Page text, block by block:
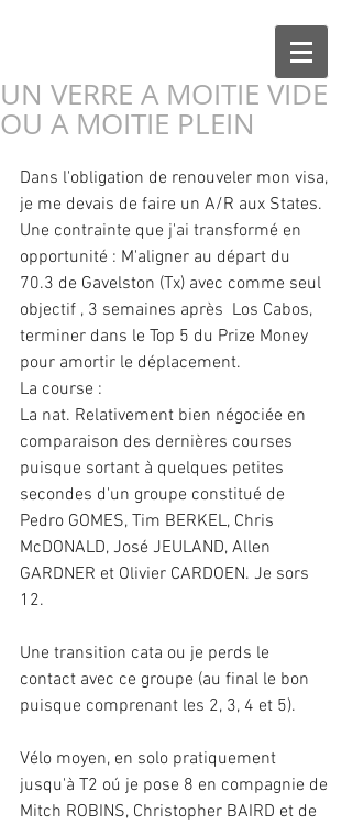
UN VERRE A MOITIE VIDE
OU A MOITIE PLEIN
Dans l'obligation de renouveler mon visa,
je me devais de faire un A/R aux States.
Une contrainte que j'ai transformé en
opportunité : M'aligner au départ du
70.3 de Gavelston (Tx) avec comme seul
objectif , 3 semaines après  Los Cabos,
terminer dans le Top 5 du Prize Money
pour amortir le déplacement.
La course :
La nat. Relativement bien négociée en
comparaison des dernières courses
puisque sortant à quelques petites
secondes d'un groupe constitué de
Pedro GOMES, Tim BERKEL, Chris
McDONALD, José JEULAND, Allen
GARDNER et Olivier CARDOEN. Je sors
12.
Une transition cata ou je perds le
contact avec ce groupe (au final le bon
puisque comprenant les 2, 3, 4 et 5).
Vélo moyen, en solo pratiquement
jusqu'à T2 oú je pose 8 en compagnie de
Mitch ROBINS, Christopher BAIRD et de